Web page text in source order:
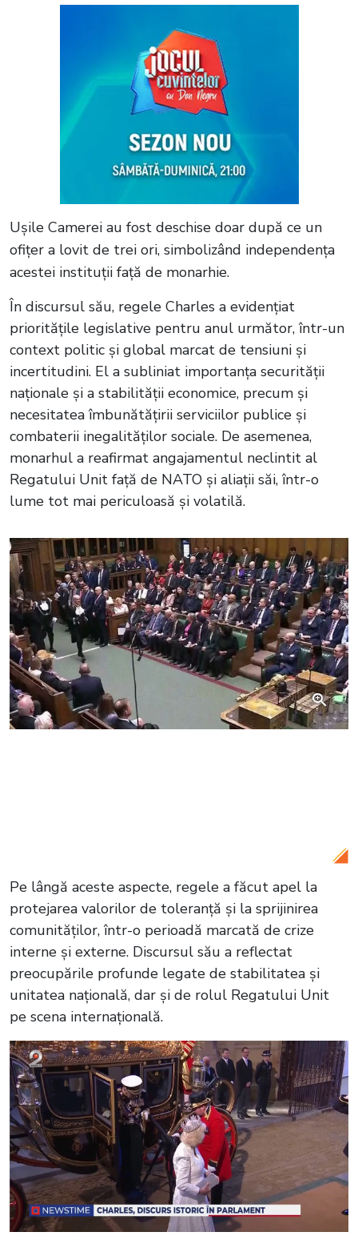
Ușile Camerei au fost deschise doar după ce un
ofițer a lovit de trei ori, simbolizând independența
acestei instituții față de monarhie.
În discursul său, regele Charles a evidențiat
prioritățile legislative pentru anul următor, într-un
context politic și global marcat de tensiuni și
incertitudini. El a subliniat importanța securității
naționale și a stabilității economice, precum și
necesitatea îmbunătățirii serviciilor publice și
combaterii inegalităților sociale. De asemenea,
monarhul a reafirmat angajamentul neclintit al
Regatului Unit față de NATO și aliații săi, într-o
lume tot mai periculoasă și volatilă.
Pe lângă aceste aspecte, regele a făcut apel la
protejarea valorilor de toleranță și la sprijinirea
comunităților, într-o perioadă marcată de crize
interne și externe. Discursul său a reflectat
preocupările profunde legate de stabilitatea și
unitatea națională, dar și de rolul Regatului Unit
pe scena internațională.